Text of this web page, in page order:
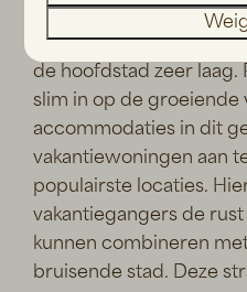
een absolute toplocatie
ligging is ook de
de hoofdstad zeer laag.
slim in op de groeiende
accommodaties in dit
vakantiewoningen aan
populairste locaties.
vakantiegangers de
kunnen combineren
bruisende stad. Deze